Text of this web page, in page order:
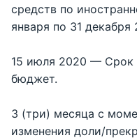
средств по
января по 31 декабря
15 июля 2020 — Срок
бюджет.
3 (три) месяца с
изменения доли/